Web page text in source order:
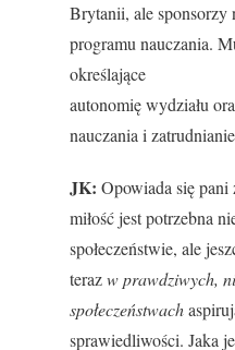
Brytanii, ale sponsorzy
programu nauczania.
określające
autonomię wydziału
nauczania i
JK: Opowiada się pani
miłość jest potrzebna
społeczeństwie, ale
terazw prawdziwych,
społeczeństwach
sprawiedliwości. Jaka